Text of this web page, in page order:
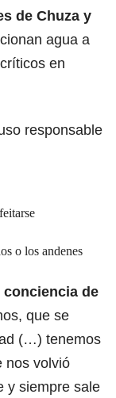
de Chuza y
agua a
en
responsable
o los andenes
conciencia de
que se
(…) tenemos
nos volvió
y siempre sale